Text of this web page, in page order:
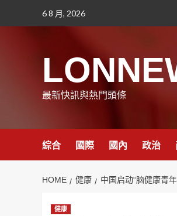
6 8 月, 2026
最新快訊與熱門頭條
綜合 國際 國內 政治
HOME 健康 中国启动“脑健康青
健康